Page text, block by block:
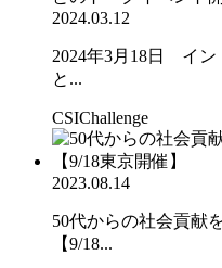
2024.03.12
2024年3月18日 イン
と...
CSIChallenge
2023.08.14
50代からの社会貢献
【9/18...